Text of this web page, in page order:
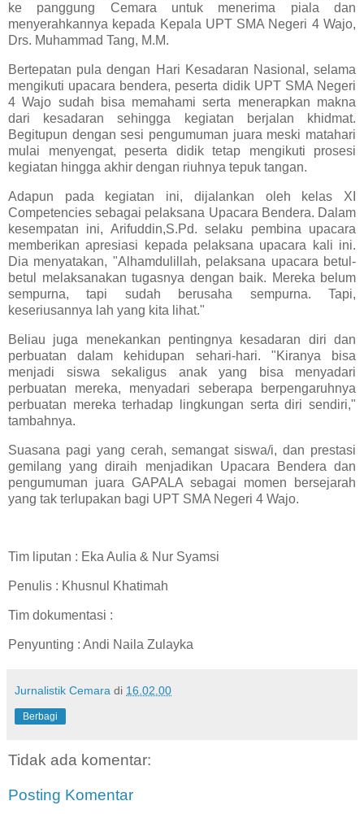
ke panggung Cemara untuk menerima piala dan
menyerahkannya kepada Kepala UPT SMA Negeri 4 Wajo,
Drs. Muhammad Tang, M.M.
Bertepatan pula dengan Hari Kesadaran Nasional, selama
mengikuti upacara bendera, peserta didik UPT SMA Negeri
4 Wajo sudah bisa memahami serta menerapkan makna
dari kesadaran sehingga kegiatan berjalan khidmat.
Begitupun dengan sesi pengumuman juara meski matahari
mulai menyengat, peserta didik tetap mengikuti prosesi
kegiatan hingga akhir dengan riuhnya tepuk tangan.
Adapun pada kegiatan ini, dijalankan oleh kelas XI
Competencies sebagai pelaksana Upacara Bendera. Dalam
kesempatan ini, Arifuddin,S.Pd. selaku pembina upacara
memberikan apresiasi kepada pelaksana upacara kali ini.
Dia menyatakan, "Alhamdulillah, pelaksana upacara betul-
betul melaksanakan tugasnya dengan baik. Mereka belum
sempurna, tapi sudah berusaha sempurna. Tapi,
keseriusannya lah yang kita lihat."
Beliau juga menekankan pentingnya kesadaran diri dan
perbuatan dalam kehidupan sehari-hari. "Kiranya bisa
menjadi siswa sekaligus anak yang bisa menyadari
perbuatan mereka, menyadari seberapa berpengaruhnya
perbuatan mereka terhadap lingkungan serta diri sendiri,"
tambahnya.
Suasana pagi yang cerah, semangat siswa/i, dan prestasi
gemilang yang diraih menjadikan Upacara Bendera dan
pengumuman juara GAPALA sebagai momen bersejarah
yang tak terlupakan bagi UPT SMA Negeri 4 Wajo.
Tim liputan : Eka Aulia & Nur Syamsi
Penulis : Khusnul Khatimah
Tim dokumentasi :
Penyunting : Andi Naila Zulayka
Jurnalistik Cemara di 16.02.00
Berbagi
Tidak ada komentar:
Posting Komentar